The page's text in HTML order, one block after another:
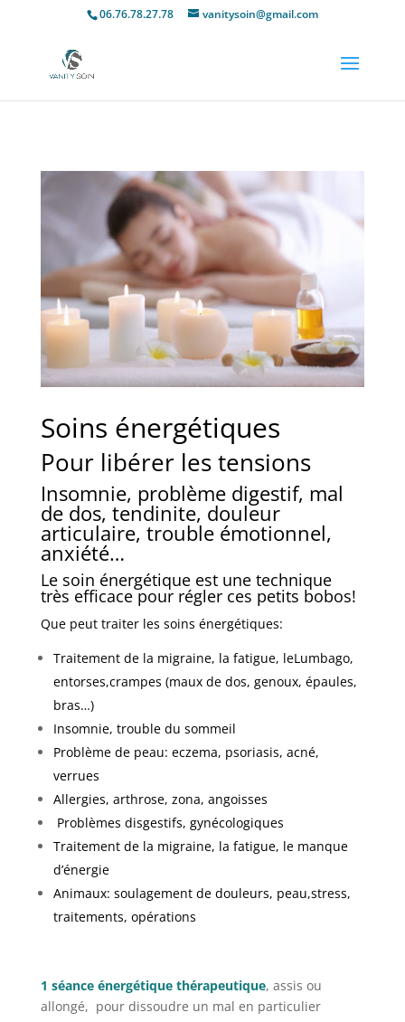
06.76.78.27.78 vanitysoin@gmail.com
Soins énergétiques
Pour libérer les tensions
Insomnie, problème digestif, mal
de dos, tendinite, douleur
articulaire, trouble émotionnel,
anxiété…
Le soin énergétique est une technique
très efficace pour régler ces petits bobos!
Que peut traiter les soins énergétiques:
Traitement de la migraine, la fatigue, leLumbago,
entorses,crampes (maux de dos, genoux, épaules,
bras…)
Insomnie, trouble du sommeil
Problème de peau: eczema, psoriasis, acné,
verrues
Allergies, arthrose, zona, angoisses
Problèmes disgestifs, gynécologiques
Traitement de la migraine, la fatigue, le manque
d’énergie
Animaux: soulagement de douleurs, peau,stress,
traitements, opérations
1 séance énergétique thérapeutique, assis ou
allongé, pour dissoudre un mal en particulier